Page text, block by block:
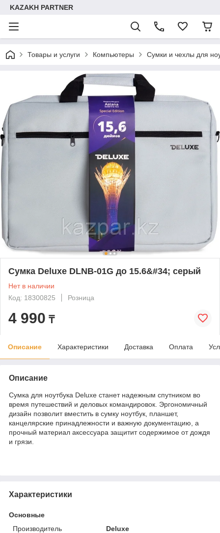
KAZAKH PARTNER
Товары и услуги Компьютеры Сумки и чехлы для
Сумка Deluxe DLNB-01G до 15.6&#34; серый
Нет в наличии
Код: 18300825
Розница
4 990 ₸
Описание Характеристики Доставка Оплата
Описание
Сумка для ноутбука Deluxe станет надежным спутником во
время путешествий и деловых командировок. Эргономичный
дизайн позволит вместить в сумку ноутбук, планшет,
канцелярские принадлежности и важную документацию, а
прочный материал аксессуара защитит содержимое от дождя
и грязи.
Характеристики
Основные
Производитель
Deluxe